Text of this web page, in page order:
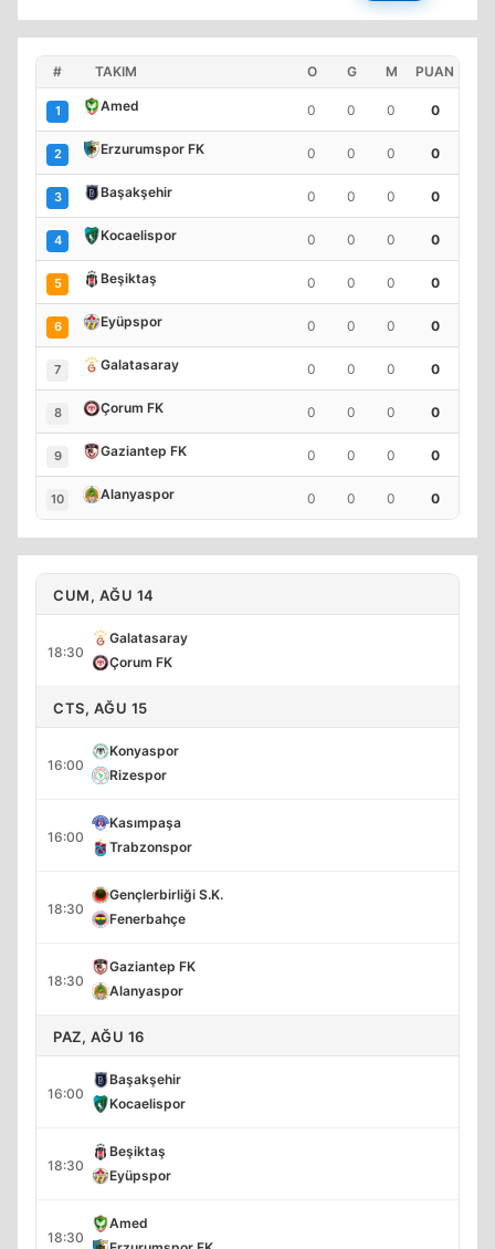
# TAKIM O G M PUAN
1 Amed 0 0 0 0
2 Erzurumspor FK 0 0 0 0
3 Başakşehir 0 0 0 0
4 Kocaelispor 0 0 0 0
5 Beşiktaş 0 0 0 0
6 Eyüpspor 0 0 0 0
7 Galatasaray 0 0 0 0
8 Çorum FK 0 0 0 0
9 Gaziantep FK 0 0 0 0
10 Alanyaspor 0 0 0 0
CUM, AĞU 14
18:30
Galatasaray
Çorum FK
CTS, AĞU 15
16:00
Konyaspor
Rizespor
16:00
Kasımpaşa
Trabzonspor
18:30
Gençlerbirliği S.K.
Fenerbahçe
18:30
Gaziantep FK
Alanyaspor
PAZ, AĞU 16
16:00
Başakşehir
Kocaelispor
18:30
Beşiktaş
Eyüpspor
18:30
Amed